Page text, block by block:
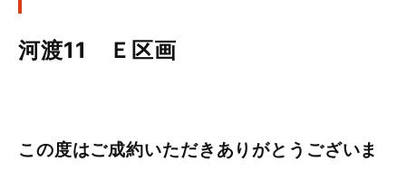
河渡11 Ｅ区画
この度はご成約いただきありがとうございま